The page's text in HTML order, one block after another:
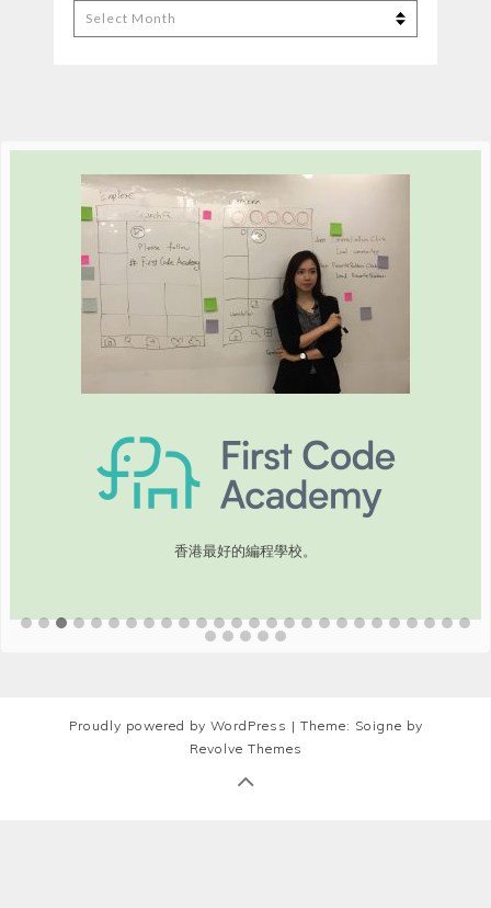
Archives
香港最好的編程學校。
Proudly powered by WordPress | Theme: Soigne by
Revolve Themes